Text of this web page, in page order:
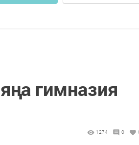
гимназия
1274 0